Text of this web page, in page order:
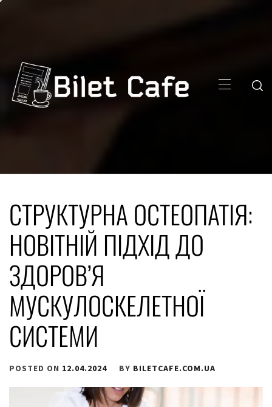
Menu
СТРУКТУРНА ОСТЕОПАТІЯ:
НОВІТНІЙ ПІДХІД ДО
ЗДОРОВ’Я
МУСКУЛОСКЕЛЕТНОЇ
СИСТЕМИ
POSTED ON 12.04.2024 BY BILETCAFE.COM.UA